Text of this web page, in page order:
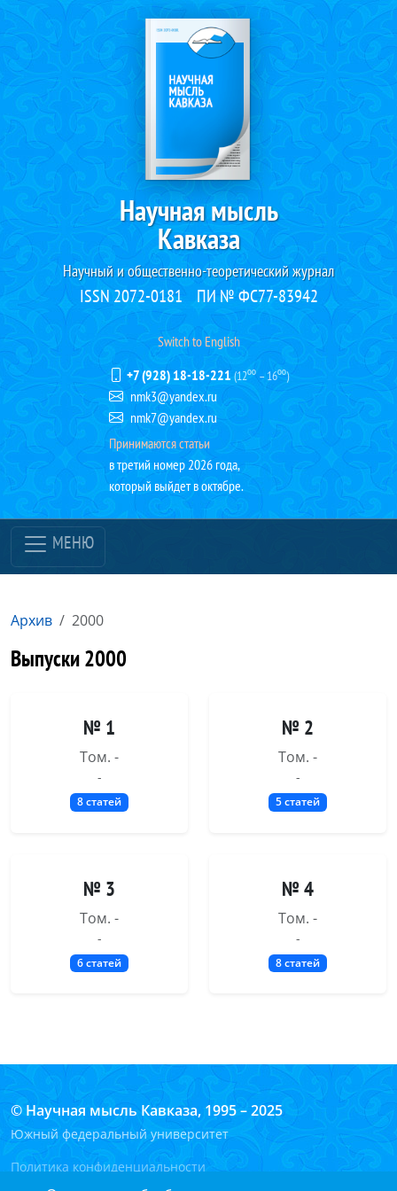
Научная мысль
Кавказа
Научный и общественно-теоретический журнал
ISSN 2072-0181 ПИ № ФС77-83942
Switch to English
+7 (928) 18-18-221(12⁰⁰ – 16⁰⁰)
nmk3@yandex.ru
nmk7@yandex.ru
Принимаются статьи
в третий номер 2026 года,
который выйдет в октябре.
МЕНЮ
Архив 2000
Выпуски 2000
№ 1
Том. -
-
8 статей
№ 2
Том. -
-
5 статей
№ 3
Том. -
-
6 статей
№ 4
Том. -
-
8 статей
© Научная мысль Кавказа, 1995 – 2025
Южный федеральный университет
Политика конфиденциальности
Согласие на обработку персональных данных на сайте